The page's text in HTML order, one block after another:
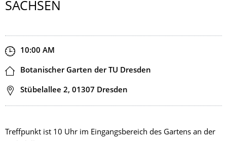
SACHSEN
Start and end time
10:00 AM
Location
Botanischer Garten der TU Dresden
Address
Stübelallee 2, 01307 Dresden
Treffpunkt ist 10 Uhr im Eingangsbereich des Gartens an der